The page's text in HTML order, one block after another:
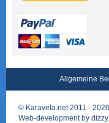
Allgemeine
© Karavela.net2011 - 2026
Web-development by